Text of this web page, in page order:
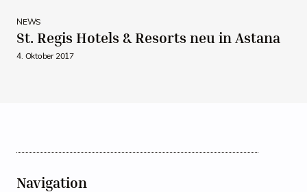
NEWS
St. Regis Hotels & Resorts neu in Astana
4. Oktober 2017
Navigation